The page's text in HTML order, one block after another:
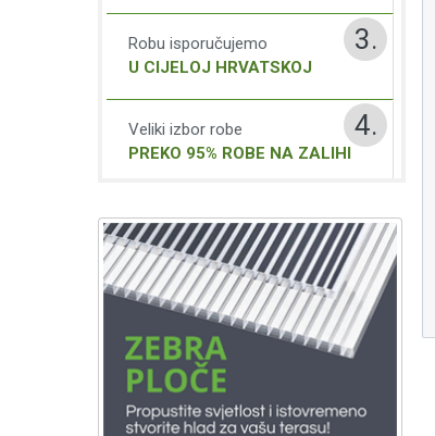
3.
Robu isporučujemo
U CIJELOJ HRVATSKOJ
4.
Veliki izbor robe
PREKO 95% ROBE NA ZALIHI